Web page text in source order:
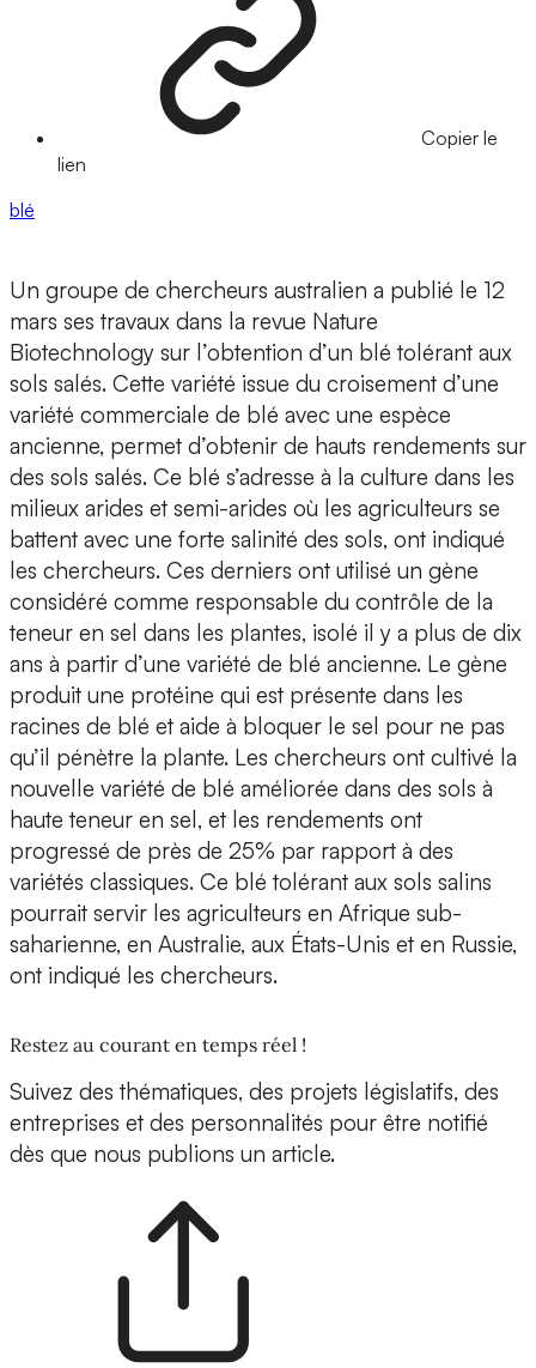
Copier le
lien
blé
Un groupe de chercheurs australien a publié le 12
mars ses travaux dans la revue Nature
Biotechnology sur l’obtention d’un blé tolérant aux
sols salés. Cette variété issue du croisement d’une
variété commerciale de blé avec une espèce
ancienne, permet d’obtenir de hauts rendements sur
des sols salés. Ce blé s’adresse à la culture dans les
milieux arides et semi-arides où les agriculteurs se
battent avec une forte salinité des sols, ont indiqué
les chercheurs. Ces derniers ont utilisé un gène
considéré comme responsable du contrôle de la
teneur en sel dans les plantes, isolé il y a plus de dix
ans à partir d’une variété de blé ancienne. Le gène
produit une protéine qui est présente dans les
racines de blé et aide à bloquer le sel pour ne pas
qu’il pénètre la plante. Les chercheurs ont cultivé la
nouvelle variété de blé améliorée dans des sols à
haute teneur en sel, et les rendements ont
progressé de près de 25% par rapport à des
variétés classiques. Ce blé tolérant aux sols salins
pourrait servir les agriculteurs en Afrique sub-
saharienne, en Australie, aux États-Unis et en Russie,
ont indiqué les chercheurs.
Restez au courant en temps réel !
Suivez des thématiques, des projets législatifs, des
entreprises et des personnalités pour être notifié
dès que nous publions un article.